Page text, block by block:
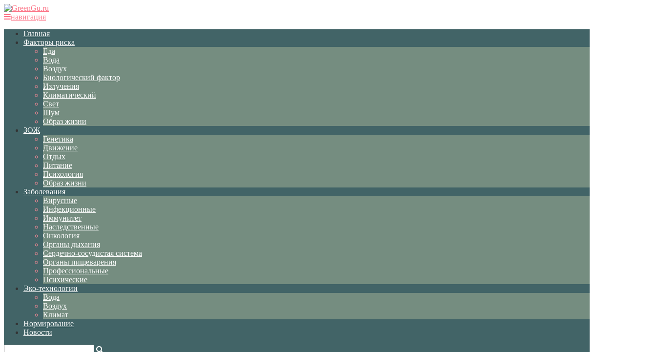
навигация
Главная
Факторы риска
Еда
Вода
Воздух
Биологический фактор
Излучения
Климатический
Свет
Шум
Образ жизни
ЗОЖ
Генетика
Движение
Отдых
Питание
Психология
Образ жизни
Заболевания
Вирусные
Инфекционные
Иммунитет
Наследственные
Онкология
Органы дыхания
Сердечно-сосудистая система
Органы пищеварения
Профессиональные
Психические
Эко-технологии
Вода
Воздух
Климат
Нормирование
Новости